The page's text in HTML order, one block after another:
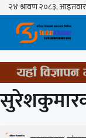
Skip
content